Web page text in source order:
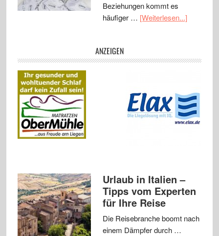
Beziehungen kommt es
häufiger … [Weiterlesen...]
ANZEIGEN
Urlaub in Italien –
Tipps vom Experten
für Ihre Reise
Die Reisebranche boomt nach
einem Dämpfer durch …